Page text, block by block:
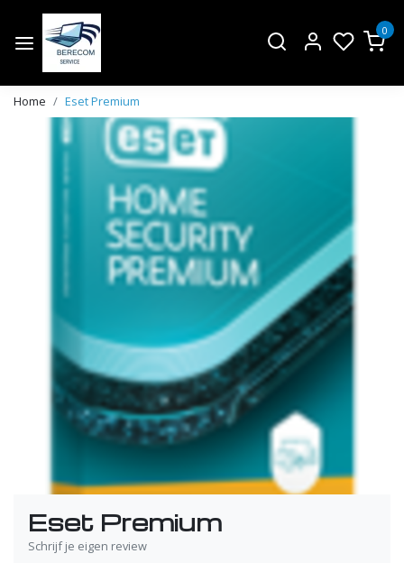
0
Home Eset Premium
Eset Premium
Schrijf je eigen review